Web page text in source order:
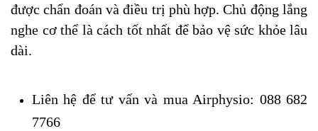
được chẩn đoán và điều trị phù hợp. Chủ động lắng
nghe cơ thể là cách tốt nhất để bảo vệ sức khỏe lâu
dài.
Liên hệ để tư vấn và mua Airphysio: 088 682
7766